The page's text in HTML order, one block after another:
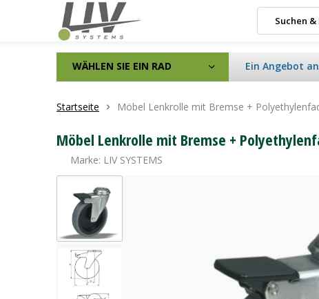
WÄHLEN SIE EIN RAD Ein Angebot
Startseite Möbel Lenkrolle mit Bremse +
Möbel Lenkrolle mit Bremse +
Marke: LIV SYSTEMS